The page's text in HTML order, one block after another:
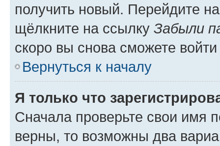
получить новый. Перейдите
щёлкните на ссылку Забыли
скоро вы снова сможете
Вернуться к началу
Я только что
Сначала проверьте свои имя
верны, то возможны два